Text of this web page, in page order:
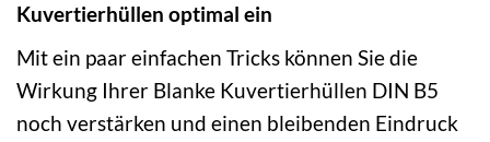
Kuvertierhüllen optimal ein
Mit ein paar einfachen Tricks können Sie die
Wirkung Ihrer Blanke Kuvertierhüllen DIN B5
noch verstärken und einen bleibenden Eindruck